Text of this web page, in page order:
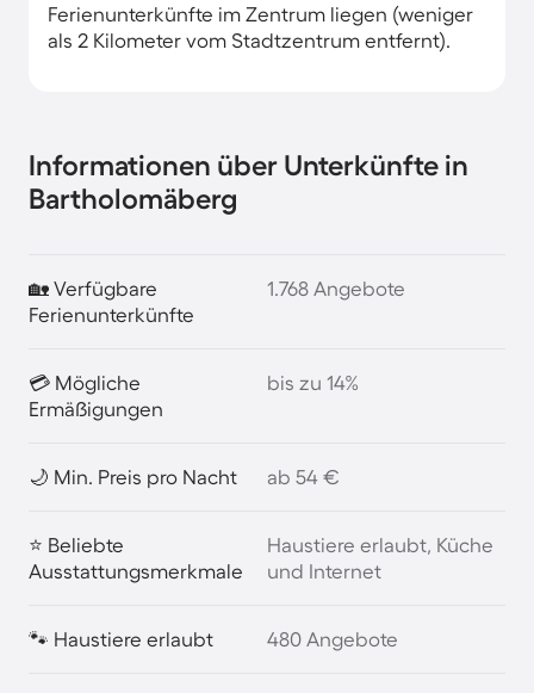
Ferienunterkünfte im Zentrum liegen (weniger
als 2 Kilometer vom Stadtzentrum entfernt).
Informationen über Unterkünfte in
Bartholomäberg
🏡 Verfügbare
Ferienunterkünfte
1.768 Angebote
💳 Mögliche
Ermäßigungen
bis zu 14%
🌙 Min. Preis pro Nacht ab 54 €
⭐ Beliebte
Ausstattungsmerkmale
Haustiere erlaubt, Küche
und Internet
🐾 Haustiere erlaubt 480 Angebote